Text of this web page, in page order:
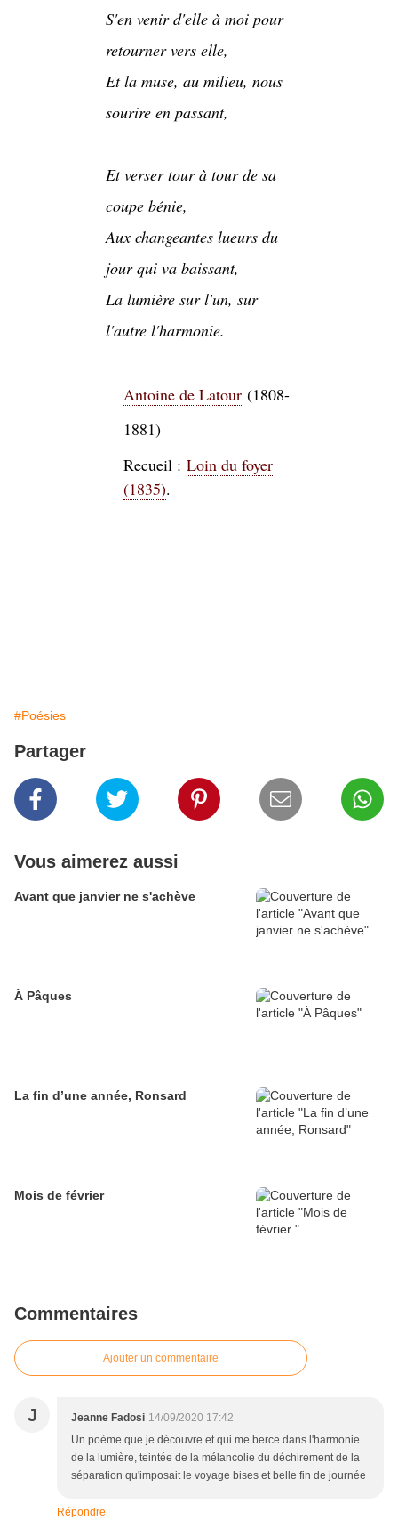
S'en venir d'elle à moi pour
retourner vers elle,
Et la muse, au milieu, nous
sourire en passant,
Et verser tour à tour de sa
coupe bénie,
Aux changeantes lueurs du
jour qui va baissant,
La lumière sur l'un, sur
l'autre l'harmonie.
Antoine de Latour(1808-
1881)
Recueil : Loin du foyer
(1835).
#Poésies
Partager
Vous aimerez aussi
Avant que janvier ne s'achève
À Pâques
La fin d’une année, Ronsard
Mois de février
Commentaires
Ajouter un commentaire
J Jeanne Fadosi 14/09/2020 17:42
Un poème que je découvre et qui me berce dans l'harmonie
de la lumière, teintée de la mélancolie du déchirement de la
séparation qu'imposait le voyage bises et belle fin de journée
Répondre